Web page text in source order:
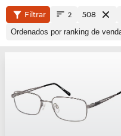
Filtrar 2 508